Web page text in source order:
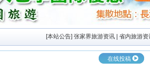
[本站公告] 张家界旅游资讯 省内旅游资
在线投稿